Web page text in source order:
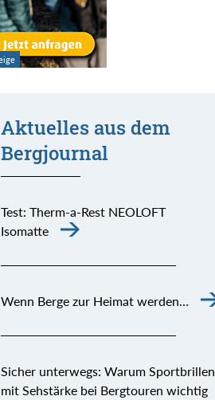
Aktuelles aus dem
Bergjournal
Test: Therm-a-Rest NEOLOFT
Isomatte
Wenn Berge zur Heimat werden…
Sicher unterwegs: Warum Sportbrillen
mit Sehstärke bei Bergtouren wichtig